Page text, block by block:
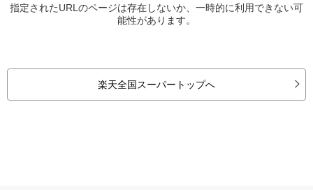
指定されたURLのページは存在しないか、一時的に利用できない可
能性があります。
楽天全国スーパートップへ